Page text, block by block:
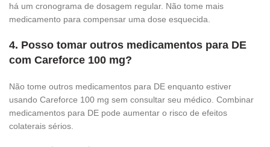
há um cronograma de dosagem regular. Não tome mais
medicamento para compensar uma dose esquecida.
4. Posso tomar outros medicamentos para DE
com Careforce 100 mg?
Não tome outros medicamentos para DE enquanto estiver
usando Careforce 100 mg sem consultar seu médico. Combinar
medicamentos para DE pode aumentar o risco de efeitos
colaterais sérios.